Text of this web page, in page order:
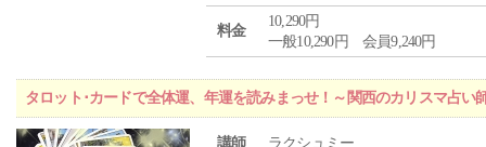
料金
10,290円
一般10,290円 会員9,240円
タロット･カードで全体運、年運を読みまっせ！～関西のカリスマ占い
講師
ラクシュミー